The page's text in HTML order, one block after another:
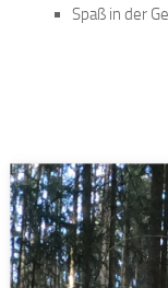
Spaß in der